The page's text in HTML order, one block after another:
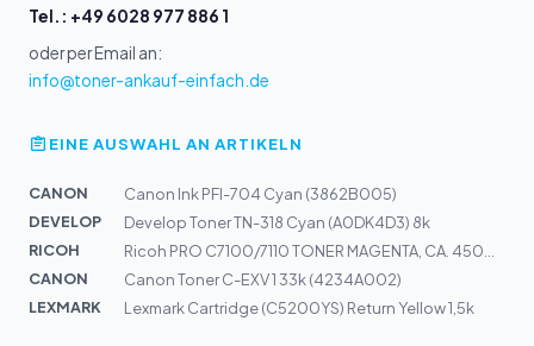
Tel.: +49 6028 977 886 1
oder per Email an:
info@toner-ankauf-einfach.de
EINE AUSWAHL AN ARTIKELN
CANON
Canon Ink PFI-704 Cyan (3862B005)
DEVELOP
Develop Toner TN-318 Cyan (A0DK4D3) 8k
RICOH
CANON
Canon Toner C-EXV 1 33k (4234A002)
LEXMARK
Lexmark Cartridge (C5200YS) Return Yellow 1,5k